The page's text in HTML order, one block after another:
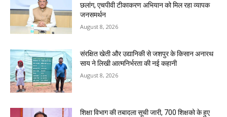
छलांग, एचपीवी टीकाकरण अभियान को मिल रहा व्यापक
जनसमर्थन
August 8, 2026
संरक्षित खेती और उद्यानिकी से जशपुर के किसान अनारथ
साय ने लिखी आत्मनिर्भरता की नई कहानी
August 8, 2026
शिक्षा विभाग की तबादला सूची जारी, 700 शिक्षको के हुए